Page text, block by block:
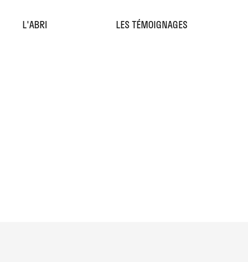
L'ABRI LES TÉMOIGNAGES